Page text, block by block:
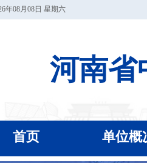
年08月08日 星期六
河南省
首页 单位概